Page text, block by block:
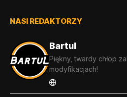
NASI REDAKTORZY
Bartul
Piękny, twardy chłop
modyfikacjach!